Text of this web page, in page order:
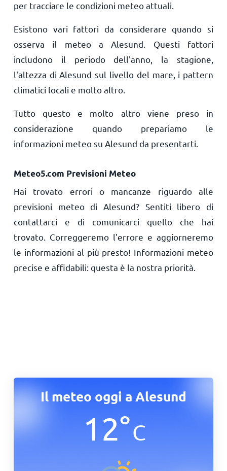
per tracciare le condizioni meteo attuali.
Esistono vari fattori da considerare quando si
osserva il meteo a Alesund. Questi fattori
includono il periodo dell'anno, la stagione,
l'altezza di Alesund sul livello del mare, i pattern
climatici locali e molto altro.
Tutto questo e molto altro viene preso in
considerazione quando prepariamo le
informazioni meteo su Alesund da presentarti.
Meteo5.com Previsioni Meteo
Hai trovato errori o mancanze riguardo alle
previsioni meteo di Alesund? Sentiti libero di
contattarci e di comunicarci quello che hai
trovato. Correggeremo l'errore e aggiorneremo
le informazioni al più presto! Informazioni meteo
precise e affidabili: questa è la nostra priorità.
Il meteo oggi a Alesund
12°C